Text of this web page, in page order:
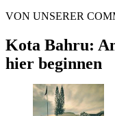
VON UNSERER
Kota Bahru:
hier beginnen